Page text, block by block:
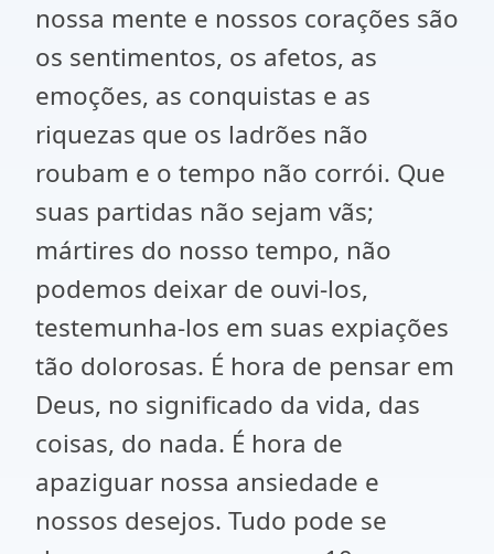
nossa mente e nossos corações são
os sentimentos, os afetos, as
emoções, as conquistas e as
riquezas que os ladrões não
roubam e o tempo não corrói. Que
suas partidas não sejam vãs;
mártires do nosso tempo, não
podemos deixar de ouvi-los,
testemunha-los em suas expiações
tão dolorosas. É hora de pensar em
Deus, no significado da vida, das
coisas, do nada. É hora de
apaziguar nossa ansiedade e
nossos desejos. Tudo pode se